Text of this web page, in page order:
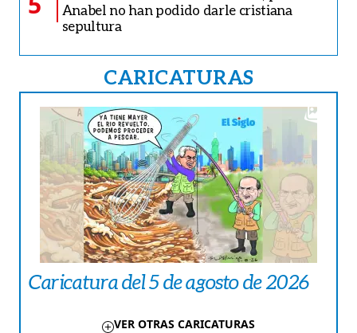
Anabel no han podido darle cristiana
sepultura
CARICATURAS
Caricatura del 5 de agosto de 2026
VER OTRAS CARICATURAS